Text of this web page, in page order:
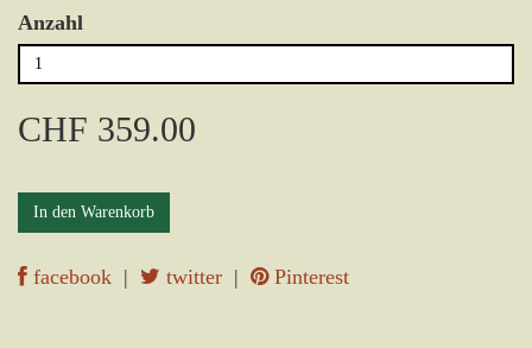
Anzahl
CHF 359.00
In den Warenkorb
facebook | twitter | Pinterest